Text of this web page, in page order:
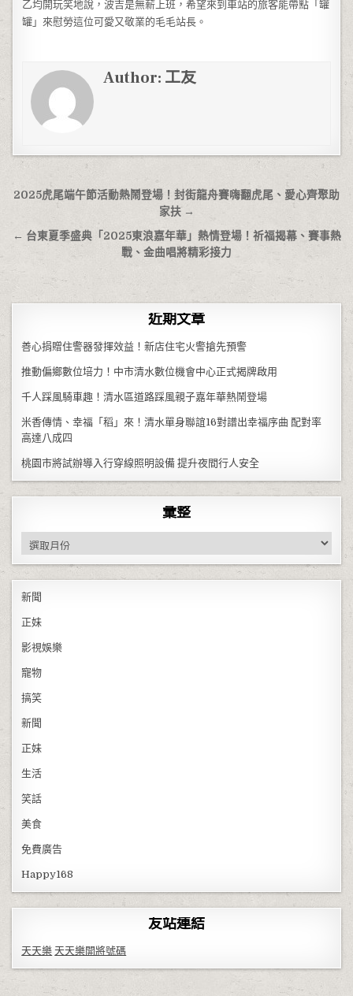
乙均開玩笑地說，波吉是無薪上班，希望來到車站的旅客能帶點「罐
罐」來慰勞這位可愛又敬業的毛毛站長。
Author: 工友
文章導覽
2025虎尾端午節活動熱鬧登場！封街龍舟賽嗨翻虎尾、愛心齊聚助
家扶 →
← 台東夏季盛典「2025東浪嘉年華」熱情登場！祈福揭幕、賽事熱
戰、金曲唱將精彩接力
近期文章
善心捐贈住警器發揮效益！新店住宅火警搶先預警
推動偏鄉數位培力！中市清水數位機會中心正式揭牌啟用
千人踩風騎車趣！清水區道路踩風親子嘉年華熱鬧登場
米香傳情、幸福「稻」來！清水單身聯誼16對譜出幸福序曲 配對率
高達八成四
桃園市將試辦導入行穿線照明設備 提升夜間行人安全
彙整
彙整
新聞
正妹
影視娛樂
寵物
搞笑
新聞
正妹
生活
笑話
美食
免費廣告
Happy168
友站連結
天天樂 天天樂開將號碼